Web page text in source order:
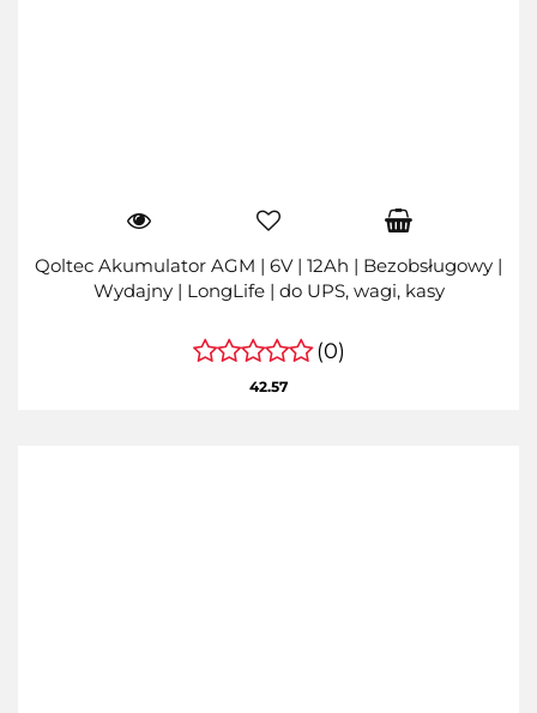
Qoltec Akumulator AGM | 6V | 12Ah | Bezobsługowy |
Wydajny | LongLife | do UPS, wagi, kasy
(0)
42.57